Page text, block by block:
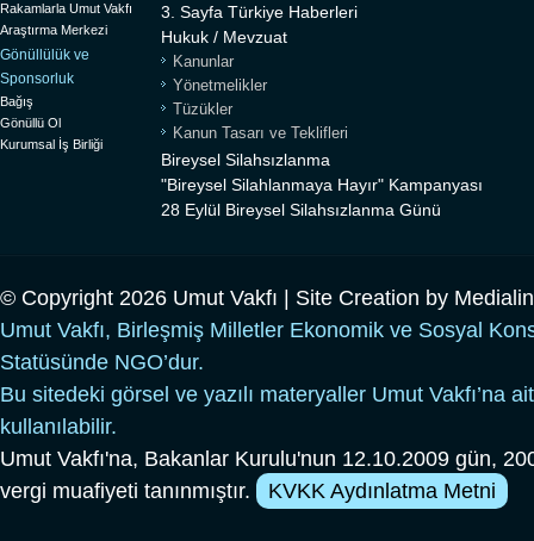
Rakamlarla Umut Vakfı
Araştırma Merkezi
Gönüllülük ve
Sponsorluk
Bağış
Gönüllü Ol
Kurumsal İş Birliği
3. Sayfa Türkiye Haberleri
Hukuk / Mevzuat
Kanunlar
Yönetmelikler
Tüzükler
Kanun Tasarı ve Teklifleri
Bireysel Silahsızlanma
"Bireysel Silahlanmaya Hayır" Kampanyası
28 Eylül Bireysel Silahsızlanma Günü
© Copyright 2026 Umut Vakfı | Site Creation by
Umut Vakfı, Birleşmiş Milletler Ekonomik ve Sosyal
Statüsünde NGO’dur.
Bu sitedeki görsel ve yazılı materyaller Umut Vakfı’na
kullanılabilir.
Umut Vakfı'na, Bakanlar Kurulu'nun 12.10.2009 gün,
vergi muafiyeti tanınmıştır.
KVKK Aydınlatma Metni